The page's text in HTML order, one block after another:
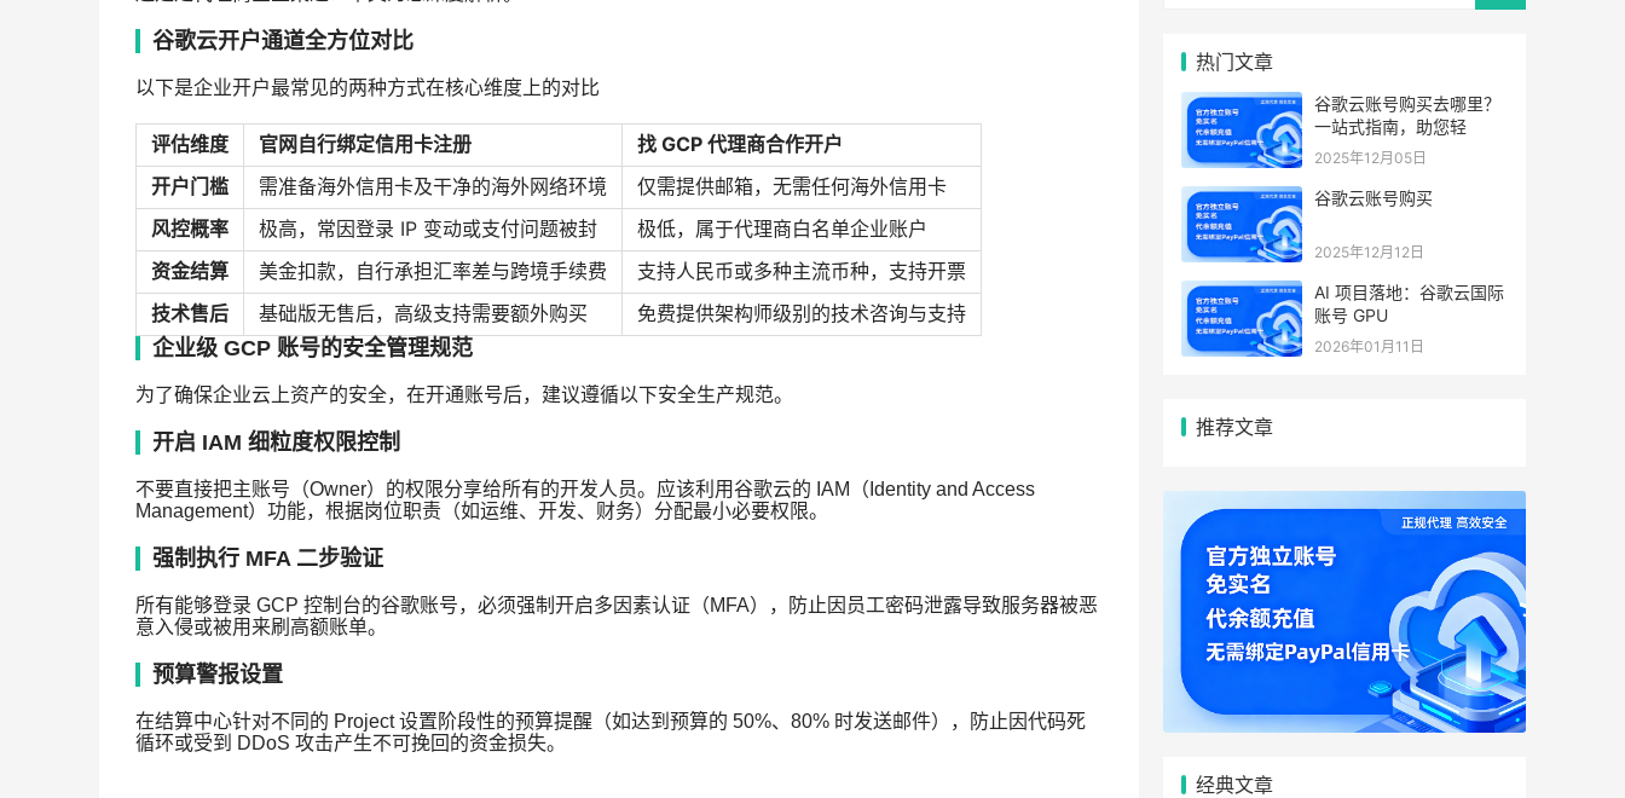
谷歌云开户通道全方位对比
以下是企业开户最常见的两种方式在核心维度上的对比
评估维度 官网自行绑定信用卡注册
找 GCP 代理商合作开户
开户门槛
需准备海外信用卡及干净的海外网络环境
仅需提供邮箱，无需任何海外信用卡
风控概率
极高，常因登录 IP 变动或支付问题被封
极低，属于代理商白名单企业账户
资金结算
美金扣款，自行承担汇率差与跨境手续费
支持人民币或多种主流币种，支持开票
技术售后
基础版无售后，高级支持需要额外购买 免费提供架构师级别的技术咨询与支持
企业级 GCP 账号的安全管理规范
为了确保企业云上资产的安全，在开通账号后，建议遵循以下安全生产规范。
开启 IAM 细粒度权限控制
不要直接把主账号（Owner）的权限分享给所有的开发人员。应该利用谷歌云的 IAM（Identity and Access
Management）功能，根据岗位职责（如运维、开发、财务）分配最小必要权限。
强制执行 MFA 二步验证
所有能够登录 GCP 控制台的谷歌账号，必须强制开启多因素认证（MFA），防止因员工密码泄露导致服务器被恶
意入侵或被用来刷高额账单。
预算警报设置
在结算中心针对不同的 Project 设置阶段性的预算提醒（如达到预算的 50%、80% 时发送邮件），防止因代码死
循环或受到 DDoS 攻击产生不可挽回的资金损失。
热门文章
谷歌云账号购买去哪里？
一站式指南，助您轻
2025年12月05日
谷歌云账号购买
2025年12月12日
AI 项目落地：谷歌云国际
账号 GPU
2026年01月11日
推荐文章
经典文章